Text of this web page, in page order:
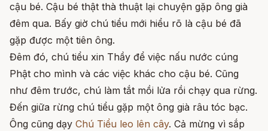
cậu bé. Cậu bé thật thà thuật lại chuyện gặp ông già
đêm qua. Bấy giờ chú tiểu mới hiểu rõ là cậu bé đã
gặp được một tiên ông.
Đêm đó, chú tiểu xin Thầy để việc nấu nước cúng
Phật cho mình và các việc khác cho cậu bé. Cũng
như đêm trước, chú làm tắt mồi lửa rồi chạy qua rừng.
Đến giữa rừng chú tiểu gặp một ông già râu tóc bạc.
Ông cũng dạy Chú Tiểu leo lên cây. Cả mừng vì sắp